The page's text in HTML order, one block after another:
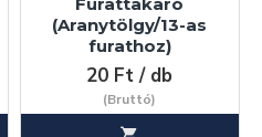
(Aranytölgy/13-as
furathoz)
20 Ft / db
(Bruttó)